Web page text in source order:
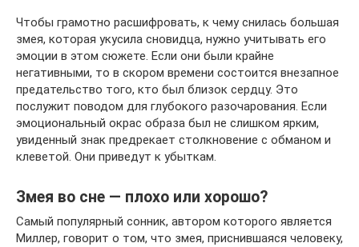
Чтобы грамотно расшифровать, к чему снилась большая
змея, которая укусила сновидца, нужно учитывать его
эмоции в этом сюжете. Если они были крайне
негативными, то в скором времени состоится внезапное
предательство того, кто был близок сердцу. Это
послужит поводом для глубокого разочарования. Если
эмоциональный окрас образа был не слишком ярким,
увиденный знак предрекает столкновение с обманом и
клеветой. Они приведут к убыткам.
Змея во сне — плохо или хорошо?
Самый популярный сонник, автором которого является
Миллер, говорит о том, что змея, приснившаяся человеку,